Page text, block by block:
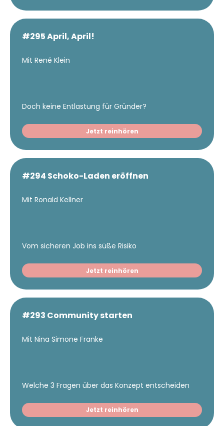
#295 April, April!
Mit René Klein
Doch keine Entlastung für Gründer?
Jetzt reinhören
#294 Schoko-Laden eröffnen
Mit Ronald Kellner
Vom sicheren Job ins süße Risiko
Jetzt reinhören
#293 Community starten
Mit Nina Simone Franke
Welche 3 Fragen über das Konzept entscheiden
Jetzt reinhören